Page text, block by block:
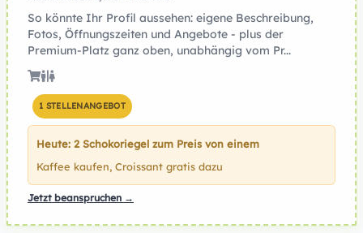
So könnte Ihr Profil aussehen: eigene Beschreibung,
Fotos, Öffnungszeiten und Angebote - plus der
Premium-Platz ganz oben, unabhängig vom Pr...
1 STELLENANGEBOT
Heute: 2 Schokoriegel zum Preis von einem
Kaffee kaufen, Croissant gratis dazu
Jetzt beanspruchen →